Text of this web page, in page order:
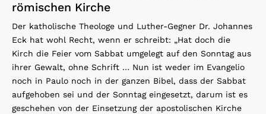
römischen Kirche
Der katholische Theologe und Luther-Gegner Dr. Johannes
Eck hat wohl Recht, wenn er schreibt: „Hat doch die
Kirch die Feier vom Sabbat umgelegt auf den Sonntag aus
ihrer Gewalt, ohne Schrift … Nun ist weder im Evangelio
noch in Paulo noch in der ganzen Bibel, dass der Sabbat
aufgehoben sei und der Sonntag eingesetzt, darum ist es
geschehen von der Einsetzung der apostolischen Kirche